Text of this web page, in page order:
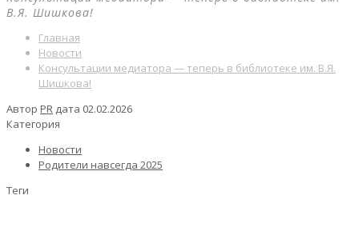
В.Я. Шишкова!
Главная
Новости
Консультации медиатора — теперь в библиотеке им. В.Я.
Шишкова!
Автор PR дата 02.02.2026
Категория
Новости
Родители навсегда 2025
Теги